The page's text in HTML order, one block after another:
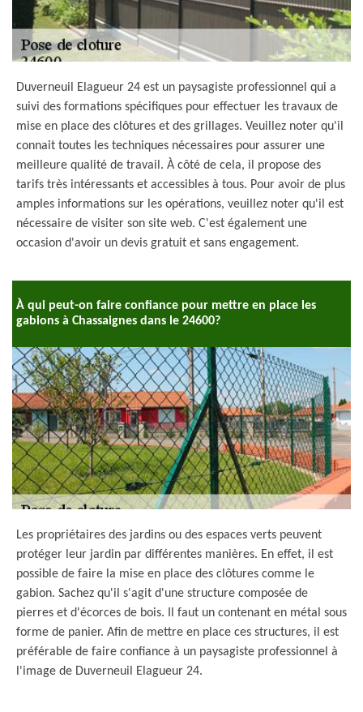
Duverneuil Elagueur 24 est un paysagiste professionnel qui a
suivi des formations spécifiques pour effectuer les travaux de
mise en place des clôtures et des grillages. Veuillez noter qu'il
connait toutes les techniques nécessaires pour assurer une
meilleure qualité de travail. À côté de cela, il propose des
tarifs très intéressants et accessibles à tous. Pour avoir de plus
amples informations sur les opérations, veuillez noter qu'il est
nécessaire de visiter son site web. C'est également une
occasion d'avoir un devis gratuit et sans engagement.
À qui peut-on faire confiance pour mettre en place les
gabions à Chassaignes dans le 24600?
Les propriétaires des jardins ou des espaces verts peuvent
protéger leur jardin par différentes manières. En effet, il est
possible de faire la mise en place des clôtures comme le
gabion. Sachez qu'il s'agit d'une structure composée de
pierres et d'écorces de bois. Il faut un contenant en métal sous
forme de panier. Afin de mettre en place ces structures, il est
préférable de faire confiance à un paysagiste professionnel à
l'image de Duverneuil Elagueur 24.